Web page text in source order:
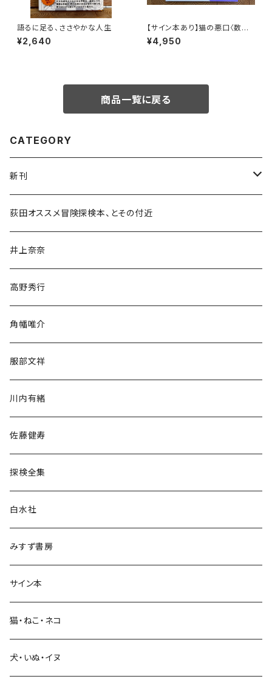
語るに足る、ささやかな人生
¥2,640
【サイン本あり】猫の悪口〈数量
限定・オリジナルトート付き〉
¥4,950
商品一覧に戻る
CATEGORY
新刊
和書
文学・小説・物語
随筆・ノンフィクション・その他
民族・風習
言語・ことば
生活・暮らし
荻田オススメ冒険探検本、とその付近
井上奈奈
高野秀行
角幡唯介
服部文祥
川内有緒
佐藤健寿
探検全集
白水社
みすず書房
サイン本
猫・ねこ・ネコ
犬・いぬ・イヌ